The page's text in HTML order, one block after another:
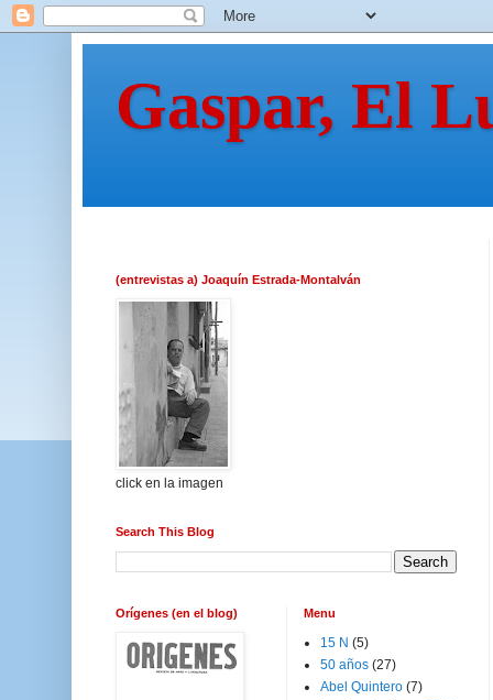
Gaspar, El
(entrevistas a) Joaquín Estrada-Montalván
click en la imagen
Search This Blog
Orígenes (en el blog) Menu
15 N (5)
50 años (27)
Abel Quintero (7)